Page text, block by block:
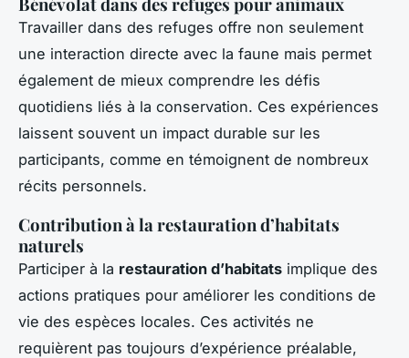
Travailler dans des refuges offre non seulement
une interaction directe avec la faune mais permet
également de mieux comprendre les défis
quotidiens liés à la conservation. Ces expériences
laissent souvent un impact durable sur les
participants, comme en témoignent de nombreux
récits personnels.
Contribution à la restauration d’habitats
naturels
Participer à la restauration d’habitats implique des
actions pratiques pour améliorer les conditions de
vie des espèces locales. Ces activités ne
requièrent pas toujours d’expérience préalable,